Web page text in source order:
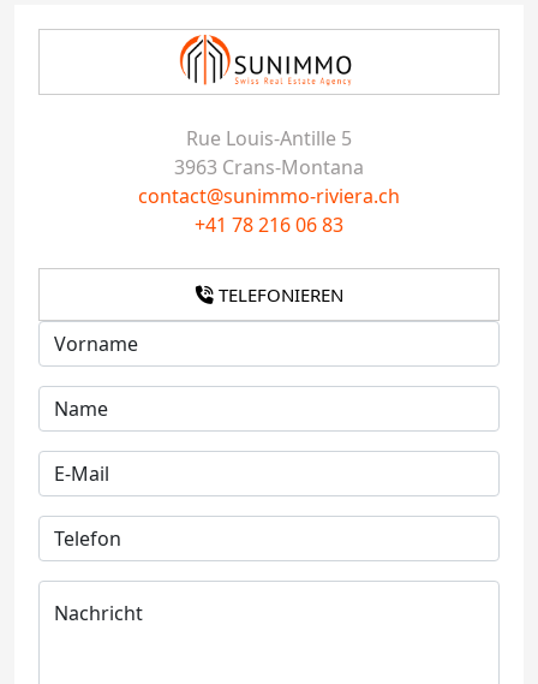
Rue Louis-Antille 5
3963 Crans-Montana
contact@sunimmo-riviera.ch
+41 78 216 06 83
TELEFONIEREN